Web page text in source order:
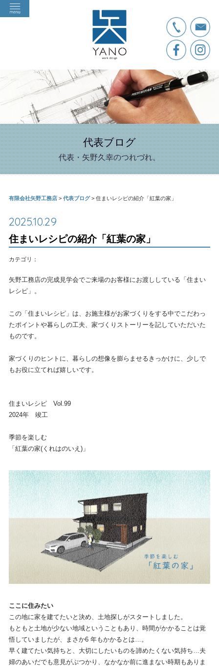
代表ブログ
代表・矢野久幸のつれづれ。
有限会社矢野工務店> 代表ブログ> 住まいレシピの紹介「紅葉の家」
2025.10.29
住まいレシピの紹介「紅葉の家」
カテゴリ：
矢野工務店の完成見学会でご来場のお客様にお渡ししている「住まい
レシピ」。
この「住まいレシピ」は、お施主様がお家づくりをする中でこだわっ
たポイントや暮らしの工夫、家づくりストーリーを記していただいた
ものです。
家づくりのヒントに、暮らしの想像を膨らませるきっかけに、少しで
もお役に立てれば嬉しいです。
住まいレシピ Vol.99
2024年 竣工
季節を楽しむ
「紅葉の家(くれはのいえ)」
ここに住みたい
この地に家を建てたいと決め、土地探しがスタートしました。
もともと土地が少ない地域ということもあり、時間がかかることは覚
悟していましたが、まさか6 年もかかるとは…。
早く建てたい気持ちと、大切にしたいものを諦めたくない気持ち…夫
婦のあいだでも意見がぶつかり、なかなか前に進まない時期もありま